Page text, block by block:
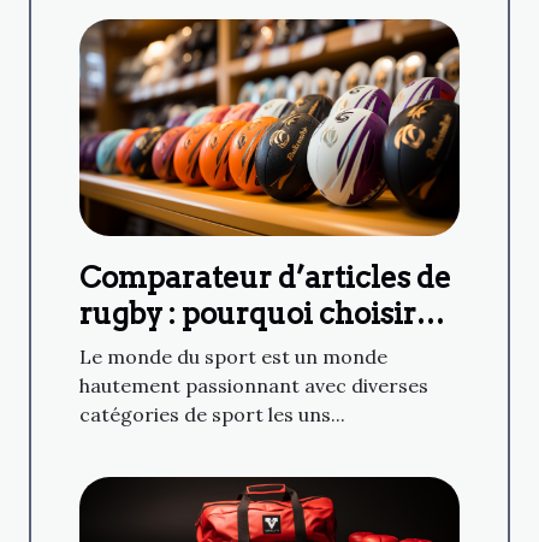
Comparateur d’articles de
rugby : pourquoi choisir
Planète Rugby ?
Le monde du sport est un monde
hautement passionnant avec diverses
catégories de sport les uns...